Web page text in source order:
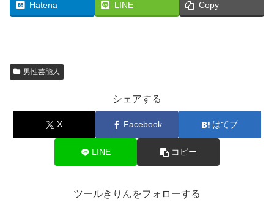
Hatena LINE Copy
男性芸能人
シェアする
X Facebook はてブ
LINE コピー
ツールきりんをフォローする